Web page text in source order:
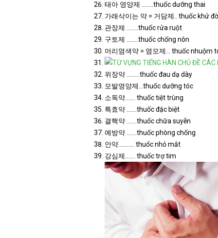
태아 영양제 ……..thuốc dưỡng thai
가래삭이는 약 = 거담제.. thuốc khử
관장제 ……..thuốc rửa ruột
구토제 ……..thuốc chống nôn
머리염색약 = 염모제… thuốc nhuộm
위장약 ………thuốc đau dạ dày
모발영양제…thuốc dưỡng tóc
소독약……. thuốc tiệt trùng
특효약 …….thuốc đặc biệt
결핵약 …….thuốc chữa suyễn
예방약 …….thuốc phòng chống
안약……….. thuốc nhỏ mắt
강심제……. thuốc trợ tim